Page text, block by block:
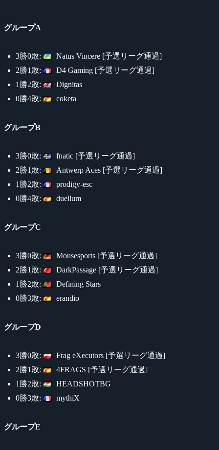
グループA
3勝0敗:
Natus Vincere [予選リーグ通過]
2勝1敗:
D4 Gaming [予選リーグ通過]
1勝2敗:
Dignitas
0勝4敗:
coketa
グループB
3勝0敗:
fnatic [予選リーグ通過]
2勝1敗:
Antwerp Aces [予選リーグ通過]
1勝2敗:
prodigy-esc
0勝4敗:
duellum
グループC
3勝0敗:
Mousesports [予選リーグ通過]
2勝1敗:
DarkPassage [予選リーグ通過]
1勝2敗:
Defining Stars
0勝3敗:
erandio
グループD
3勝0敗:
Frag eXecutors [予選リーグ通過]
2勝1敗:
4FRAGS [予選リーグ通過]
1勝2敗:
HEADSHOTBG
0勝3敗:
mythiX
グループE